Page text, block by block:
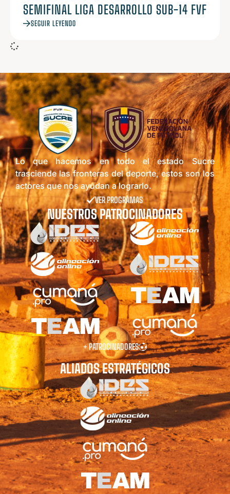
SEMIFINAL LIGA DESARROLLO SUB-14 FVF
SEGUIR LEYENDO
Lo que hacemos en todo el estado Sucre
trasciende las fronteras del deporte, estos son los
actores que nos ayudan a lograrlo.
VER PROGRAMAS
NUESTROS PATROCINADORES
+ PATROCINADORES
ALIADOS ESTRATÉGICOS